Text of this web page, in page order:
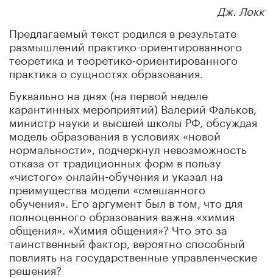
Дж. Локк
Предлагаемый текст родился в результате
размышлений практико-ориентированного
теоретика и теоретико-ориентированного
практика о сущностях образования.
Буквально на днях (на первой неделе
карантинных мероприятий) Валерий Фальков,
министр науки и высшей школы РФ, обсуждая
модель образования в условиях «новой
нормальности», подчеркнул невозможность
отказа от традиционных форм в пользу
«чистого» онлайн-обучения и указал на
преимущества модели «смешанного
обучения». Его аргумент был в том, что для
полноценного образования важна «химия
общения». «Химия общения»? Что это за
таинственный фактор, вероятно способный
повлиять на государственные управленческие
решения?